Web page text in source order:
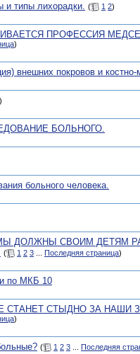
и типы лихорадки. ( 1 2)
ПРОФЕССИЯ
)
внешних покровов и
)
БОЛЬНОГО.
больного человека.
ДОЛЖНЫ СВОИМ ДЕТЯМ
( 1 2 3 Последняя страница)
по МКБ 10
СТАНЕТ СТЫДНО ЗА НАШИ
)
( 1 2 3
Последняя